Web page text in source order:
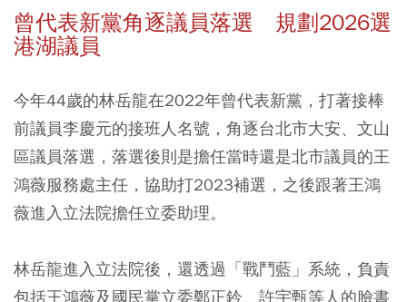
曾代表新黨角逐議員落選 規劃2026選
港湖議員
今年44歲的林岳龍在2022年曾代表新黨，打著接棒
前議員李慶元的接班人名號，角逐台北市大安、文山
區議員落選，落選後則是擔任當時還是北市議員的王
鴻薇服務處主任，協助打2023補選，之後跟著王鴻
薇進入立法院擔任立委助理。
林岳龍進入立法院後，還透過「戰鬥藍」系統，負責
包括王鴻薇及國民黨立委鄭正鈐、許宇甄等人的臉書